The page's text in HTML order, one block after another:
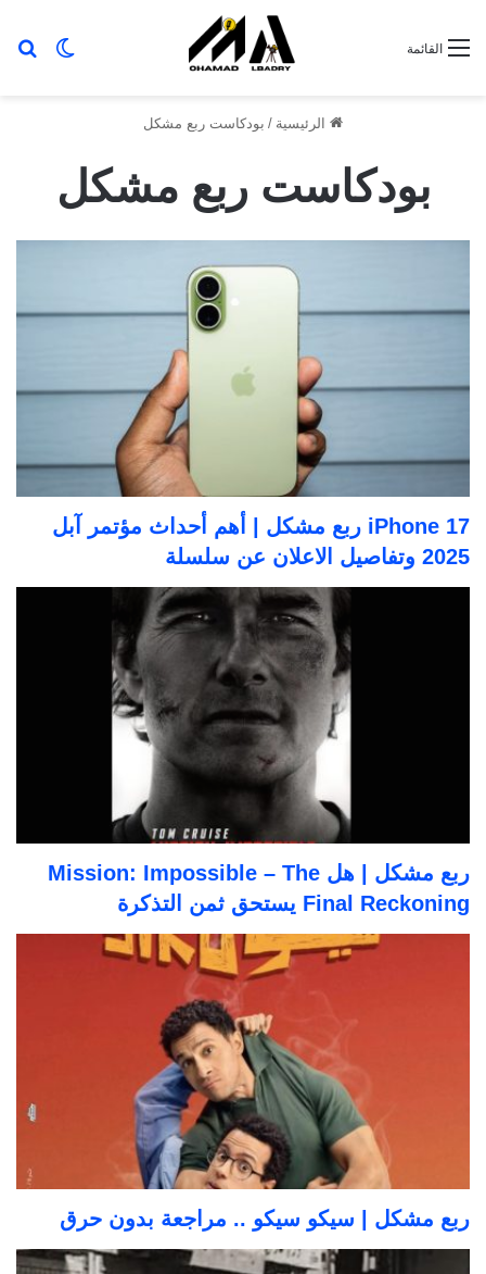
الوضع القائمة
الرئيسية / بودكاست ربع مشكل
بودكاست ربع مشكل
iPhone 17 ربع مشكل | أهم أحداث مؤتمر آبل
2025 وتفاصيل الاعلان عن سلسلة
ربع مشكل | هل Mission: Impossible – The
Final Reckoning يستحق ثمن التذكرة
ربع مشكل | سيكو سيكو .. مراجعة بدون حرق